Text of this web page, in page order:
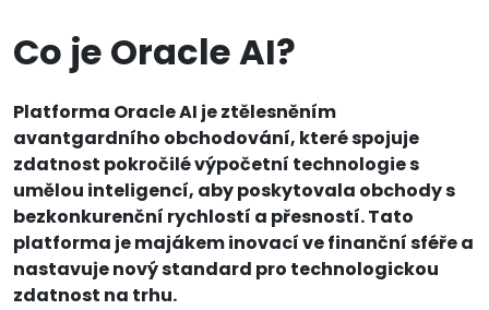
Co je Oracle AI?
Platforma Oracle AI je ztělesněním
avantgardního obchodování, které spojuje
zdatnost pokročilé výpočetní technologie s
umělou inteligencí, aby poskytovala obchody s
bezkonkurenční rychlostí a přesností. Tato
platforma je majákem inovací ve finanční sféře a
nastavuje nový standard pro technologickou
zdatnost na trhu.